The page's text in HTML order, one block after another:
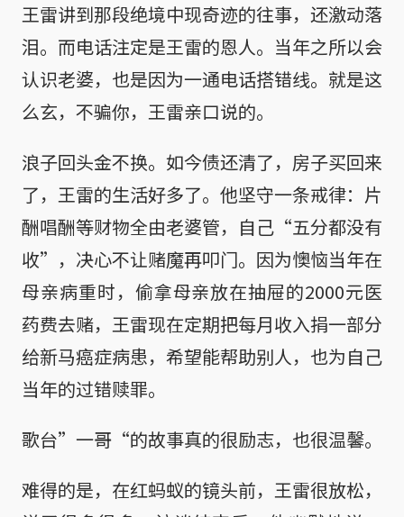
王雷讲到那段绝境中现奇迹的往事，还激动落
泪。而电话注定是王雷的恩人。当年之所以会
认识老婆，也是因为一通电话搭错线。就是这
么玄，不骗你，王雷亲口说的。
浪子回头金不换。如今债还清了，房子买回来
了，王雷的生活好多了。他坚守一条戒律：片
酬唱酬等财物全由老婆管，自己“五分都没有
收”，决心不让赌魔再叩门。因为懊恼当年在
母亲病重时，偷拿母亲放在抽屉的2000元医
药费去赌，王雷现在定期把每月收入捐一部分
给新马癌症病患，希望能帮助别人，也为自己
当年的过错赎罪。
歌台”一哥“的故事真的很励志，也很温馨。
难得的是，在红蚂蚁的镜头前，王雷很放松，